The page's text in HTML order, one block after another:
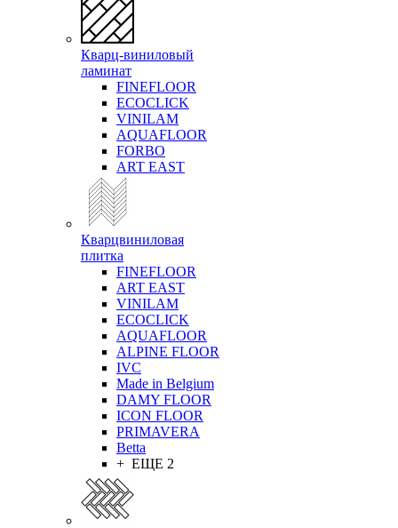
Кварц-виниловый
ламинат
FINEFLOOR
ECOCLICK
VINILAM
AQUAFLOOR
FORBO
ART EAST
Кварцвиниловая
плитка
FINEFLOOR
ART EAST
VINILAM
ECOCLICK
AQUAFLOOR
ALPINE FLOOR
IVC
Made in Belgium
DAMY FLOOR
ICON FLOOR
PRIMAVERA
Betta
+ ЕЩЕ 2